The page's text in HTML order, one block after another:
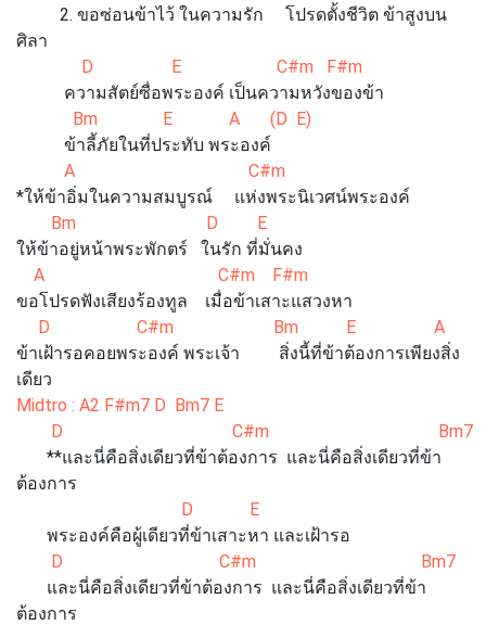
2. ขอซ่อนข้าไว้ ในความรัก โปรดตั้งชีวิต ข้าสูงบน
ศิลา
D E C#m F#m
ความสัตย์ซื่อพระองค์ เป็นความหวังของข้า
Bm E A (D E)
ข้าลี้ภัยในที่ประทับ พระองค์
A C#m
*ให้ข้าอิ่มในความสมบูรณ์ แห่งพระนิเวศน์พระองค์
Bm D E
ให้ข้าอยู่หน้าพระพักตร์ ในรัก ที่มั่นคง
A C#m F#m
ขอโปรดฟังเสียงร้องทูล เมื่อข้าเสาะแสวงหา
D C#m Bm E A
ข้าเฝ้ารอคอยพระองค์ พระเจ้า สิ่งนี้ที่ข้าต้องการเพียงสิ่ง
เดียว
Midtro : A2 F#m7 D Bm7 E
D C#m Bm7
**และนี่คือสิ่งเดียวที่ข้าต้องการ และนี่คือสิ่งเดียวที่ข้า
ต้องการ
D E
พระองค์คือผู้เดียวที่ข้าเสาะหา และเฝ้ารอ
D C#m Bm7
และนี่คือสิ่งเดียวที่ข้าต้องการ และนี่คือสิ่งเดียวที่ข้า
ต้องการ